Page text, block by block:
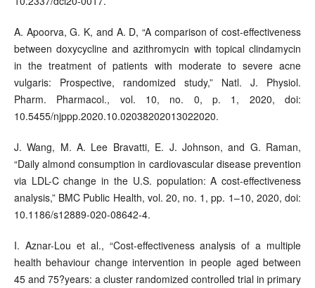
A. Apoorva, G. K, and A. D, “A comparison of cost-effectiveness
between doxycycline and azithromycin with topical clindamycin
in the treatment of patients with moderate to severe acne
vulgaris: Prospective, randomized study,” Natl. J. Physiol.
Pharm. Pharmacol., vol. 10, no. 0, p. 1, 2020, doi:
10.5455/njppp.2020.10.02038202013022020.
J. Wang, M. A. Lee Bravatti, E. J. Johnson, and G. Raman,
“Daily almond consumption in cardiovascular disease prevention
via LDL-C change in the U.S. population: A cost-effectiveness
analysis,” BMC Public Health, vol. 20, no. 1, pp. 1–10, 2020, doi:
10.1186/s12889-020-08642-4.
I. Aznar-Lou et al., “Cost-effectiveness analysis of a multiple
health behaviour change intervention in people aged between
45 and 75?years: a cluster randomized controlled trial in primary